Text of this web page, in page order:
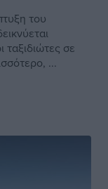
του
ταξιδιώτες σε
...